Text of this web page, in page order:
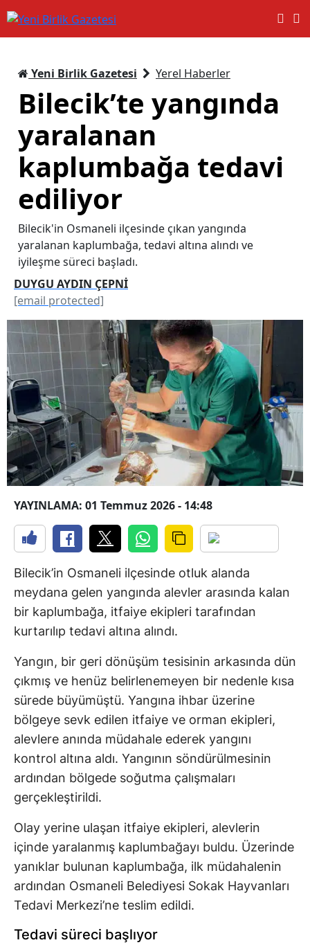
Yeni Birlik Gazetesi Yerel Haberler
Bilecik’te yangında
yaralanan
kaplumbağa tedavi
ediliyor
Bilecik'in Osmaneli ilçesinde çıkan yangında
yaralanan kaplumbağa, tedavi altına alındı ve
iyileşme süreci başladı.
DUYGU AYDIN ÇEPNİ
[email protected]
YAYINLAMA: 01 Temmuz 2026 - 14:48
Bilecik’in Osmaneli ilçesinde otluk alanda
meydana gelen yangında alevler arasında kalan
bir kaplumbağa, itfaiye ekipleri tarafından
kurtarılıp tedavi altına alındı.
Yangın, bir geri dönüşüm tesisinin arkasında dün
çıkmış ve henüz belirlenemeyen bir nedenle kısa
sürede büyümüştü. Yangına ihbar üzerine
bölgeye sevk edilen itfaiye ve orman ekipleri,
alevlere anında müdahale ederek yangını
kontrol altına aldı. Yangının söndürülmesinin
ardından bölgede soğutma çalışmaları
gerçekleştirildi.
Olay yerine ulaşan itfaiye ekipleri, alevlerin
içinde yaralanmış kaplumbağayı buldu. Üzerinde
yanıklar bulunan kaplumbağa, ilk müdahalenin
ardından Osmaneli Belediyesi Sokak Hayvanları
Tedavi Merkezi’ne teslim edildi.
Tedavi süreci başlıyor